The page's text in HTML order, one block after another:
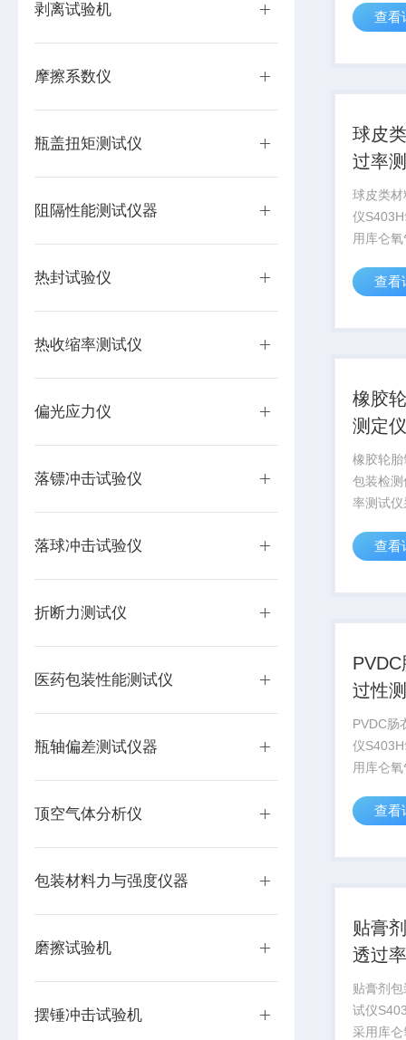
剥离试验机
摩擦系数仪
瓶盖扭矩测试仪
阻隔性能测试仪器
热封试验仪
热收缩率测试仪
偏光应力仪
落镖冲击试验仪
落球冲击试验仪
折断力测试仪
医药包装性能测试仪
瓶轴偏差测试仪器
顶空气体分析仪
包装材料力与强度仪器
磨擦试验机
摆锤冲击试验机
的气体
料、片
查看
球皮
过率
球皮类
仪
用库仑
标准设
伏、电
查看
橡胶
测定
器
橡胶轮
包装检
率测试
ASTM
器械、
查看
过性
PVDC肠
仪
用库仑
标准设
伏、电
查看
贴膏
透过
贴膏剂
试仪
采用库